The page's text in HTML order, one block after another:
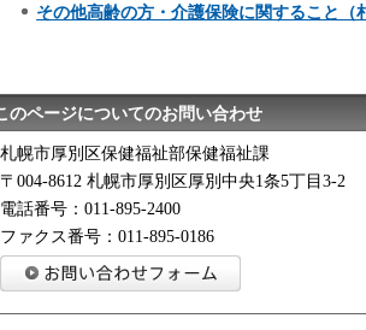
その他高齢の方・介護保険に関すること（
のページについてのお問い合わせ
札幌市厚別区保健福祉部保健福祉課
〒004-8612 札幌市厚別区厚別中央1条5丁目3-2
電話番号：011-895-2400
ファクス番号：011-895-0186